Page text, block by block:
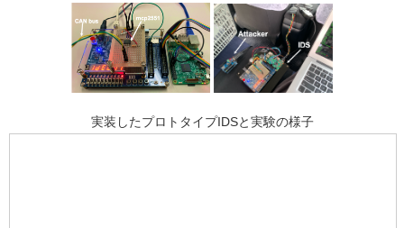
実装したプロトタイプIDSと実験の様子